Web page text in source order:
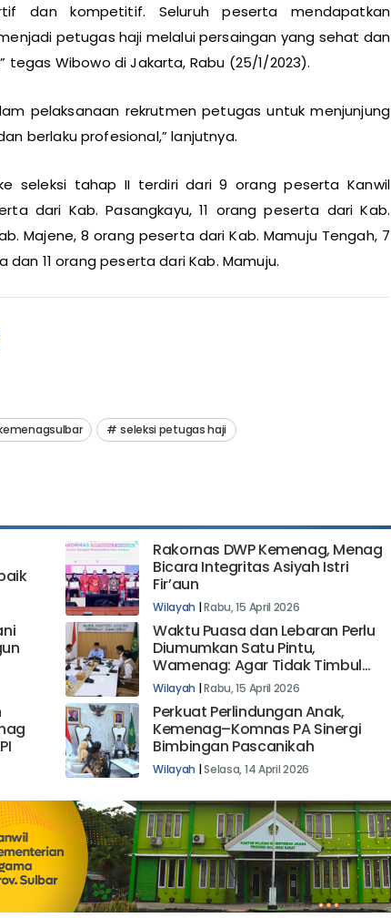
dan kompetitif. Seluruh peserta mendapatkan
petugas haji melalui persaingan yang sehat dan
Wibowo di Jakarta, Rabu (25/1/2023).
pelaksanaan rekrutmen petugas untuk menjunjung
berlaku profesional,” lanjutnya.
seleksi tahap II terdiri dari 9 orang peserta Kanwil
dari Kab. Pasangkayu, 11 orang peserta dari Kab.
Majene, 8 orang peserta dari Kab. Mamuju Tengah, 7
11 orang peserta dari Kab. Mamuju.
seleksi petugas haji
Rakornas DWP Kemenag, Menag
Bicara Integritas Asiyah Istri
Fir’aun
Wilayah |Rabu, 15 April 2026
Waktu Puasa dan Lebaran Perlu
Diumumkan Satu Pintu,
Wamenag: Agar Tidak Timbul
Kebingungan
Wilayah |Rabu, 15 April 2026
Perkuat Perlindungan Anak,
Kemenag–Komnas PA Sinergi
Bimbingan Pascanikah
Wilayah |Selasa, 14 April 2026